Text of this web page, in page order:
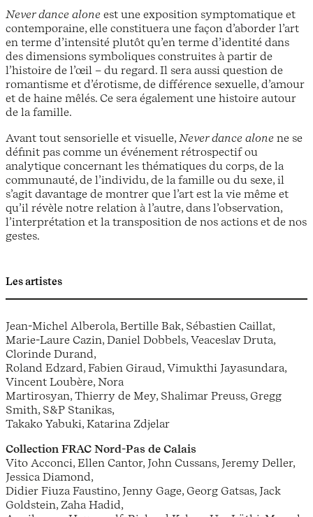
Never dance alone est une exposition symptomatique et
contemporaine, elle constituera une façon d’aborder l’art
en terme d’intensité plutôt qu’en terme d’identité dans
des dimensions symboliques construites à partir de
l’histoire de l’œil – du regard. Il sera aussi question de
romantisme et d’érotisme, de différence sexuelle, d’amour
et de haine mêlés. Ce sera également une histoire autour
de la famille.
Avant tout sensorielle et visuelle, Never dance alone ne se
définit pas comme un événement rétrospectif ou
analytique concernant les thématiques du corps, de la
communauté, de l’individu, de la famille ou du sexe, il
s’agit davantage de montrer que l’art est la vie même et
qu’il révèle notre relation à l’autre, dans l’observation,
l’interprétation et la transposition de nos actions et de nos
gestes.
Les artistes
Jean-Michel Alberola, Bertille Bak, Sébastien Caillat,
Marie-Laure Cazin, Daniel Dobbels, Veaceslav Druta,
Clorinde Durand,
Roland Edzard, Fabien Giraud, Vimukthi Jayasundara,
Vincent Loubère, Nora
Martirosyan, Thierry de Mey, Shalimar Preuss, Gregg
Smith, S&P Stanikas,
Takako Yabuki, Katarina Zdjelar
Collection FRAC Nord-Pas de Calais
Vito Acconci, Ellen Cantor, John Cussans, Jeremy Deller,
Jessica Diamond,
Didier Fiuza Faustino, Jenny Gage, Georg Gatsas, Jack
Goldstein, Zaha Hadid,